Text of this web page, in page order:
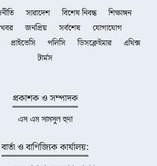
সারাদেশ বিশেষ নিবন্ধ
শিক্ষাঙ্গন
জনপ্রিয় সর্বশেষ
যোগাযোগ
প্রাইভেসি পলিসি ডিসক্লেইমার
এথিক্স
টার্মস
প্রকাশক ও সম্পাদক
এস এম সামসুল হুদা
বার্তা ও বাণিজ্যিক কার্যালয়: